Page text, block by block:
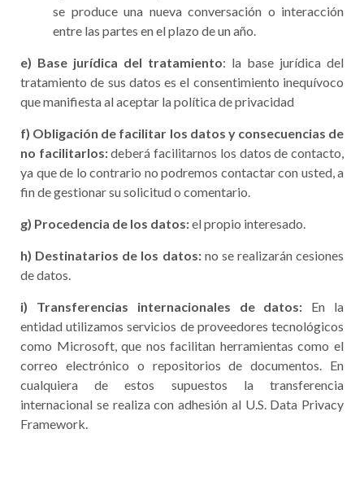
se produce una nueva conversación o interacción
entre las partes en el plazo de un año.
e) Base jurídica del tratamiento: la base jurídica del
tratamiento de sus datos es el consentimiento inequívoco
que manifiesta al aceptar la política de privacidad
f) Obligación de facilitar los datos y consecuencias de
no facilitarlos:deberá facilitarnos los datos de contacto,
ya que de lo contrario no podremos contactar con usted, a
fin de gestionar su solicitud o comentario.
g) Procedencia de los datos:el propio interesado.
h) Destinatarios de los datos: no se realizarán cesiones
de datos.
i) Transferencias internacionales de datos: En la
entidad utilizamos servicios de proveedores tecnológicos
como Microsoft, que nos facilitan herramientas como el
correo electrónico o repositorios de documentos. En
cualquiera de estos supuestos la transferencia
internacional se realiza con adhesión al U.S. Data Privacy
Framework.